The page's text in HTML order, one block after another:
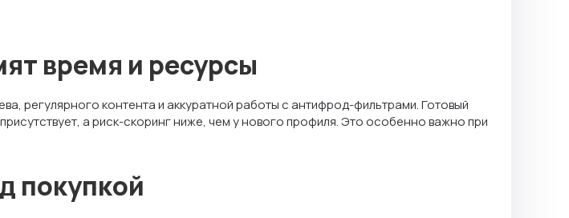
время и ресурсы
регулярного контента и аккуратной работы с антифрод-фильтрами. Готовый
а риск-скоринг ниже, чем у нового профиля. Это особенно важно при
покупкой